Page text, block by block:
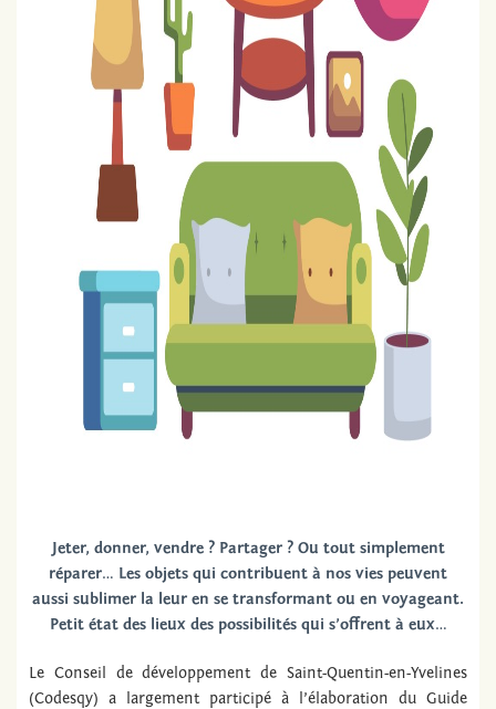
Jeter, donner, vendre ? Partager ? Ou tout simplement
réparer… Les objets qui contribuent à nos vies peuvent
aussi sublimer la leur en se transformant ou en voyageant.
Petit état des lieux des possibilités qui s’offrent à eux…
Le Conseil de développement de Saint-Quentin-en-Yvelines
(Codesqy) a largement participé à l’élaboration du Guide